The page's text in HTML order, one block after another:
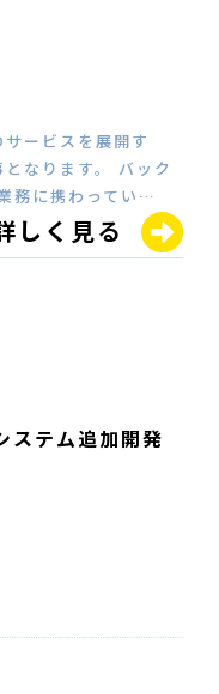
ービスを展開す
なります。 バック
務に携わってい…
しく見る
ステム追加開発